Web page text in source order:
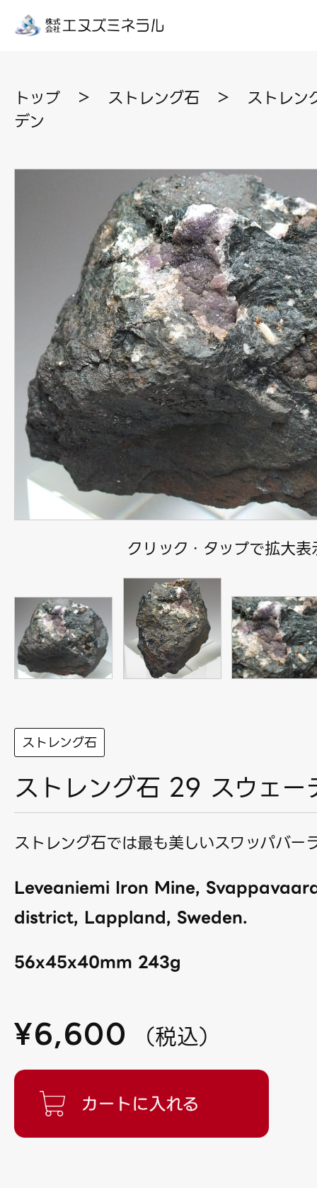
トップ ＞ ストレング石 ＞
ストレ
デン
クリック・タップで拡大表
ストレング石
ストレング石 29 スウェー
ストレング石では最も美しいスワッパバー
Leveaniemi Iron Mine,
district, Lappland, Sweden.
56x45x40mm 243g
¥6,600 （税込）